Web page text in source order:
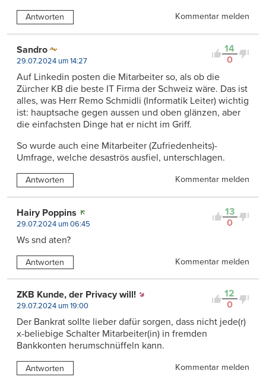
Antworten Kommentar melden
14
0
Sandro
29.07.2024 um 14:27
Auf Linkedin posten die Mitarbeiter so, als ob die
Zürcher KB die beste IT Firma der Schweiz wäre. Das ist
alles, was Herr Remo Schmidli (Informatik Leiter) wichtig
ist: hauptsache gegen aussen und oben glänzen, aber
die einfachsten Dinge hat er nicht im Griff.
So wurde auch eine Mitarbeiter (Zufriedenheits)-
Umfrage, welche desaströs ausfiel, unterschlagen.
Antworten Kommentar melden
13
0
Hairy Poppins
29.07.2024 um 06:45
Ws snd aten?
Antworten Kommentar melden
12
0
ZKB Kunde, der Privacy will!
29.07.2024 um 19:00
Der Bankrat sollte lieber dafür sorgen, dass nicht jede(r)
x-beliebige Schalter Mitarbeiter(in) in fremden
Bankkonten herumschnüffeln kann.
Antworten Kommentar melden